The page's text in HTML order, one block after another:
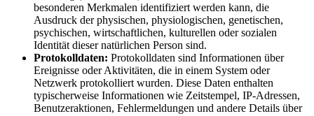
besonderen Merkmalen identifiziert werden kann, die
Ausdruck der physischen, physiologischen, genetischen,
psychischen, wirtschaftlichen, kulturellen oder sozialen
Identität dieser natürlichen Person sind.
Protokolldaten: Protokolldaten sind Informationen über
Ereignisse oder Aktivitäten, die in einem System oder
Netzwerk protokolliert wurden. Diese Daten enthalten
typischerweise Informationen wie Zeitstempel, IP-Adressen,
Benutzeraktionen, Fehlermeldungen und andere Details über